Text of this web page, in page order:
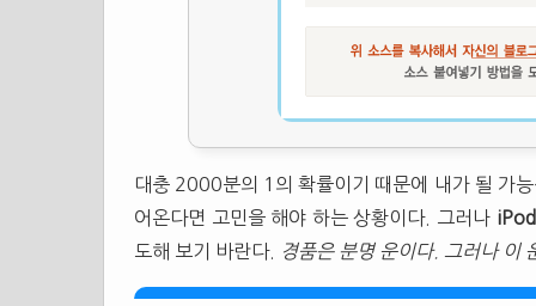
대충 2000분의 1의 확률이기 때문에 내가 될 가
어온다면 고민을 해야 하는 상황이다. 그러나
도해 보기 바란다.
경품은 분명 운이다. 그러나 이